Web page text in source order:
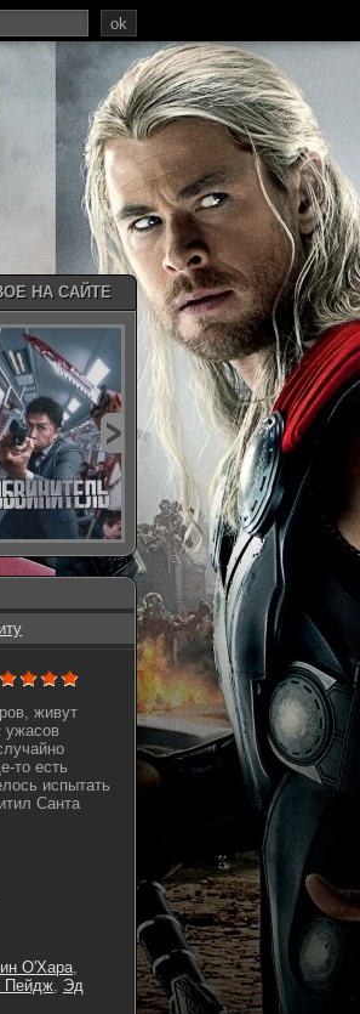
живут
ужасов
то есть
испытать
Санта
О'Хара,
Пейдж, Эд
ok
НА САЙТЕ